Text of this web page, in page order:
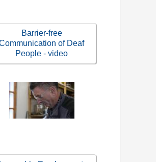
Barrier-free
of Deaf
People - video